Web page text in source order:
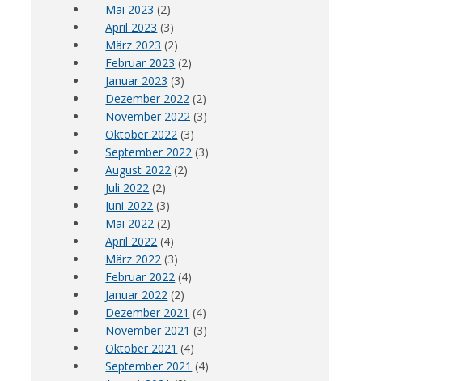
Mai 2023 (2)
April 2023 (3)
März 2023 (2)
Februar 2023 (2)
Januar 2023 (3)
Dezember 2022 (2)
November 2022 (3)
Oktober 2022 (3)
September 2022 (3)
August 2022 (2)
Juli 2022 (2)
Juni 2022 (3)
Mai 2022 (2)
April 2022 (4)
März 2022 (3)
Februar 2022 (4)
Januar 2022 (2)
Dezember 2021 (4)
November 2021 (3)
Oktober 2021 (4)
September 2021 (4)